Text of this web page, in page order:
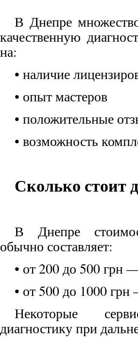
В Днепре
качественную
на:
• наличие
• опыт мастеров
• положительные
• возможность
Сколько стоит
В Днепре
обычно составляет:
• от 200 до 500 грн
• от 500 до 1000
Некоторые
диагностику при